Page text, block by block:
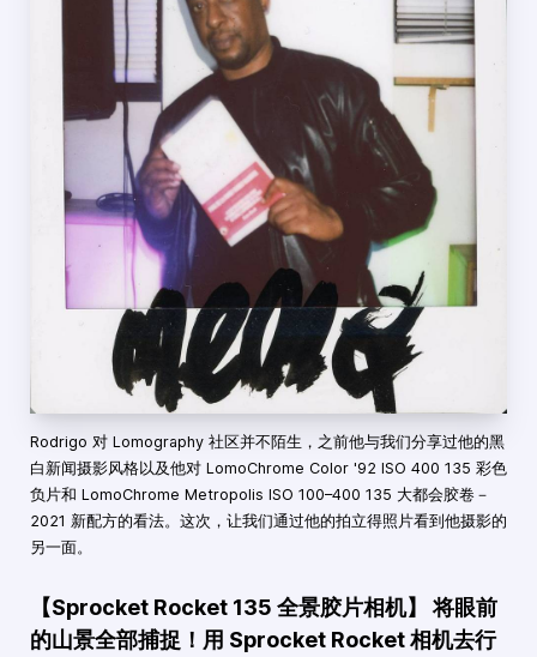
Rodrigo 对 Lomography 社区并不陌生，之前他与我们分享过他的黑
白新闻摄影风格以及他对 LomoChrome Color '92 ISO 400 135 彩色
负片和 LomoChrome Metropolis ISO 100–400 135 大都会胶卷－
2021 新配方的看法。这次，让我们通过他的拍立得照片看到他摄影的
另一面。
【Sprocket Rocket 135 全景胶片相机】 将眼前
的山景全部捕捉！用 Sprocket Rocket 相机去行